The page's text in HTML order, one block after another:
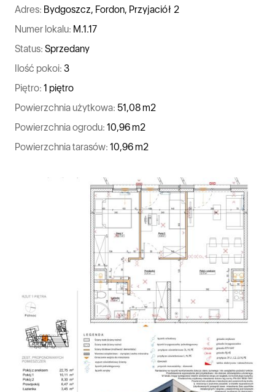
Adres: Bydgoszcz, Fordon, Przyjaciół 2
Numer lokalu: M.1.17
Status: Sprzedany
Ilość pokoi: 3
Piętro: 1 piętro
Powierzchnia użytkowa: 51,08 m2
Powierzchnia ogrodu: 10,96 m2
Powierzchnia tarasów: 10,96 m2